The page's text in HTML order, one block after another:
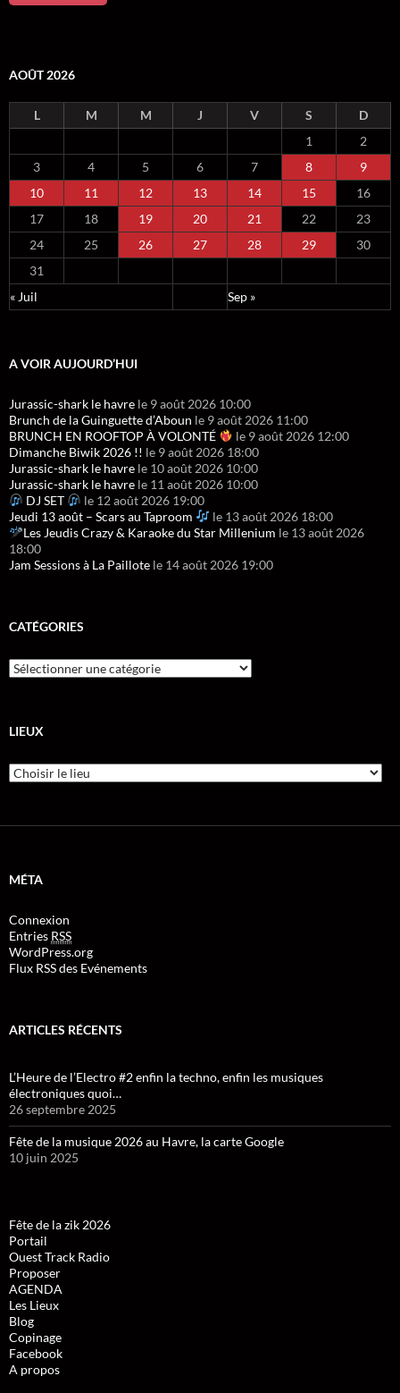
AOÛT 2026
L M M J V S
D
1
2
3
4 5 6 7 8
9
10
11 12 13 14 15
16
17
18 19 20 21 22
23
24
25 26 27 28 29
30
31
« Juil
Sep »
A VOIR AUJOURD’HUI
Jurassic-shark le havre le 9 août 2026 10:00
Brunch de la Guinguette d’Aboun le 9 août 2026 11:00
BRUNCH EN ROOFTOP À VOLONTÉ
le 9 août 2026 12:00
Dimanche Biwik 2026 !! le 9 août 2026 18:00
Jurassic-shark le havre le 10 août 2026 10:00
Jurassic-shark le havre le 11 août 2026 10:00
DJ SET
le 12 août 2026 19:00
Jeudi 13 août – Scars au Taproom
le 13 août 2026 18:00
Les Jeudis Crazy & Karaoke du Star Millenium le 13 août 2026
18:00
Jam Sessions à La Paillote le 14 août 2026 19:00
CATÉGORIES
LIEUX
MÉTA
Connexion
Entries RSS
WordPress.org
Flux RSS des Evénements
ARTICLES RÉCENTS
L’Heure de l’Electro #2 enfin la techno, enfin les musiques
électroniques quoi…
26 septembre 2025
Fête de la musique 2026 au Havre, la carte Google
10 juin 2025
Fête de la zik 2026
Portail
Ouest Track Radio
Proposer
AGENDA
Les Lieux
Blog
Copinage
Facebook
A propos